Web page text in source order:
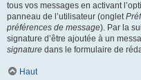
tous vos messages en activant
panneau de l’utilisateur (onglet
préférences de message). Par la
signature d’être ajoutée à un
signature dans le formulaire de
Haut